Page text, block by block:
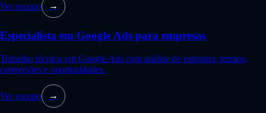
Ver escopo →
Especialista em Google Ads para empresas
Trabalho técnico em Google Ads com análise de estrutura, termos,
conversões e oportunidades.
Ver escopo →